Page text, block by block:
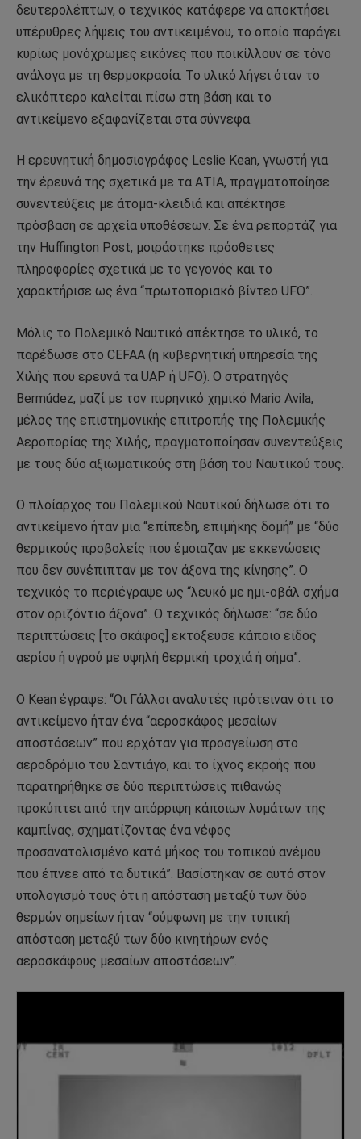
δευτερολέπτων, ο τεχνικός κατάφερε να αποκτήσει
υπέρυθρες λήψεις του αντικειμένου, το οποίο παράγει
κυρίως μονόχρωμες εικόνες που ποικίλλουν σε τόνο
ανάλογα με τη θερμοκρασία. Το υλικό λήγει όταν το
ελικόπτερο καλείται πίσω στη βάση και το
αντικείμενο εξαφανίζεται στα σύννεφα.
Η ερευνητική δημοσιογράφος Leslie Kean, γνωστή για
την έρευνά της σχετικά με τα ΑΤΙΑ, πραγματοποίησε
συνεντεύξεις με άτομα-κλειδιά και απέκτησε
πρόσβαση σε αρχεία υποθέσεων. Σε ένα ρεπορτάζ για
την Huffington Post, μοιράστηκε πρόσθετες
πληροφορίες σχετικά με το γεγονός και το
χαρακτήρισε ως ένα “πρωτοποριακό βίντεο UFO”.
Μόλις το Πολεμικό Ναυτικό απέκτησε το υλικό, το
παρέδωσε στο CEFAA (η κυβερνητική υπηρεσία της
Χιλής που ερευνά τα UAP ή UFO). Ο στρατηγός
Bermúdez, μαζί με τον πυρηνικό χημικό Mario Avila,
μέλος της επιστημονικής επιτροπής της Πολεμικής
Αεροπορίας της Χιλής, πραγματοποίησαν συνεντεύξεις
με τους δύο αξιωματικούς στη βάση του Ναυτικού τους.
Ο πλοίαρχος του Πολεμικού Ναυτικού δήλωσε ότι το
αντικείμενο ήταν μια “επίπεδη, επιμήκης δομή” με “δύο
θερμικούς προβολείς που έμοιαζαν με εκκενώσεις
που δεν συνέπιπταν με τον άξονα της κίνησης”. Ο
τεχνικός το περιέγραψε ως “λευκό με ημι-οβάλ σχήμα
στον οριζόντιο άξονα”. Ο τεχνικός δήλωσε: “σε δύο
περιπτώσεις [το σκάφος] εκτόξευσε κάποιο είδος
αερίου ή υγρού με υψηλή θερμική τροχιά ή σήμα”.
Ο Kean έγραψε: “Οι Γάλλοι αναλυτές πρότειναν ότι το
αντικείμενο ήταν ένα “αεροσκάφος μεσαίων
αποστάσεων” που ερχόταν για προσγείωση στο
αεροδρόμιο του Σαντιάγο, και το ίχνος εκροής που
παρατηρήθηκε σε δύο περιπτώσεις πιθανώς
προκύπτει από την απόρριψη κάποιων λυμάτων της
καμπίνας, σχηματίζοντας ένα νέφος
προσανατολισμένο κατά μήκος του τοπικού ανέμου
που έπνεε από τα δυτικά”. Βασίστηκαν σε αυτό στον
υπολογισμό τους ότι η απόσταση μεταξύ των δύο
θερμών σημείων ήταν “σύμφωνη με την τυπική
απόσταση μεταξύ των δύο κινητήρων ενός
αεροσκάφους μεσαίων αποστάσεων”.